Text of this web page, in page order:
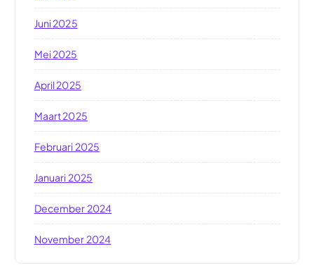
Juni 2025
Mei 2025
April 2025
Maart 2025
Februari 2025
Januari 2025
December 2024
November 2024